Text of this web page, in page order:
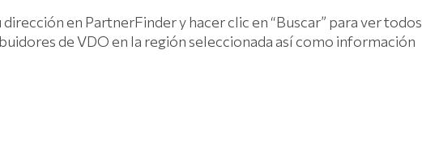
en PartnerFinder y hacer clic en “Buscar” para ver todos
de VDO en la región seleccionada así como información